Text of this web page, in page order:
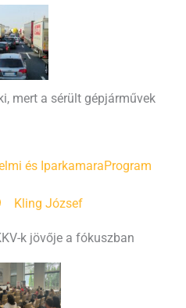
mert a sérült gépjárművek
és IparkamaraProgram
Kling József
k jövője a fókuszban